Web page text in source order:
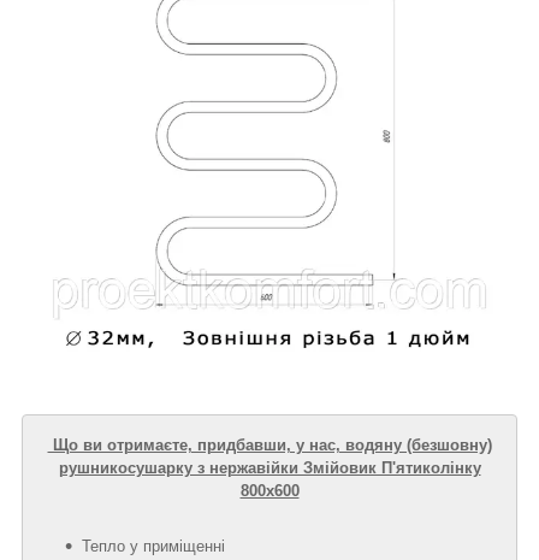
Що ви отримаєте, придбавши, у нас, водяну (безшовну)
рушникосушарку з нержавійки Змійовик П'ятиколінку
800х600
Тепло у приміщенні